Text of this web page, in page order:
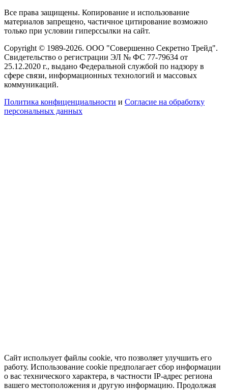
Все права защищены. Копирование и использование
материалов запрещено, частичное цитирование возможно
только при условии гиперссылки на сайт.
Copyright © 1989-2026. ООО "Совершенно Секретно Трейд".
Свидетельство о регистрации ЭЛ № ФС 77-79634 от
25.12.2020 г., выдано Федеральной службой по надзору в
сфере связи, информационных технологий и массовых
коммуникаций.
Политика конфиценциальности и Согласие на обработку
персональных данных
Сайт использует файлы cookie, что позволяет улучшить его
работу. Использование cookie предполагает сбор информации
о вас технического характера, в частности IP-адрес региона
вашего местоположения и другую информацию. Продолжая